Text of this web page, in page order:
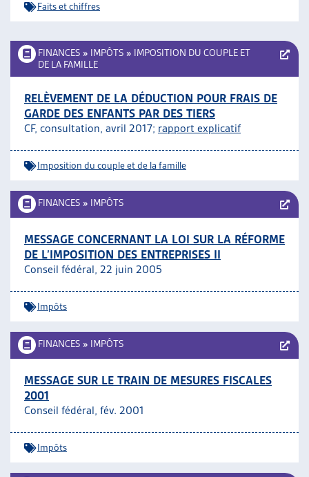
Faits et chiffres
FINANCES » IMPÔTS » IMPOSITION DU COUPLE ET
DE LA FAMILLE
RELÈVEMENT DE LA DÉDUCTION POUR FRAIS DE
GARDE DES ENFANTS PAR DES TIERS
CF, consultation, avril 2017; rapport explicatif
Imposition du couple et de la famille
FINANCES » IMPÔTS
MESSAGE CONCERNANT LA LOI SUR LA RÉFORME
DE L’IMPOSITION DES ENTREPRISES II
Conseil fédéral, 22 juin 2005
Impôts
FINANCES » IMPÔTS
MESSAGE SUR LE TRAIN DE MESURES FISCALES
2001
Conseil fédéral, fév. 2001
Impôts